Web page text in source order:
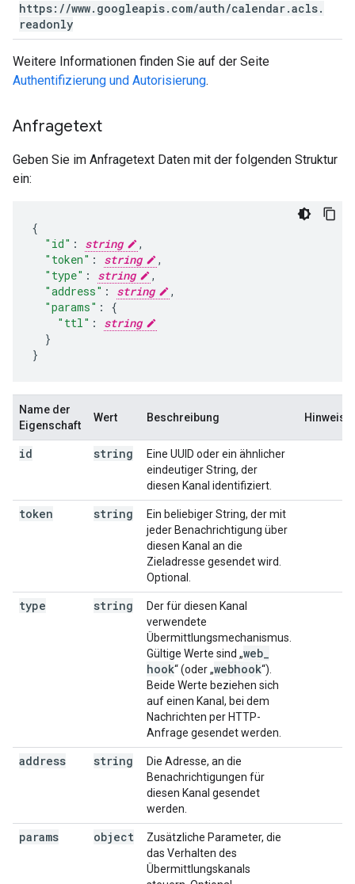
https: //www. googleapis. com/auth/calendar.acls.
readonly
Weitere Informationen finden Sie auf der Seite
Authentifizierung und Autorisierung.
Anfragetext
Geben Sie im Anfragetext Daten mit der folgenden Struktur
ein:
"id" : string
,
"token" : string
,
"type" : string
,
"address" : string
,
"params" :
"ttl" :
string
}
}
Name der
Eigenschaft
Wert Beschreibung Hinweise
id string
Eine UUID oder ein ähnlicher
eindeutiger String, der
diesen Kanal identifiziert.
token string
Ein beliebiger String, der mit
jeder Benachrichtigung über
diesen Kanal an die
Zieladresse gesendet wird.
Optional.
type string
Der für diesen Kanal
verwendete
Übermittlungsmechanismus.
Gültige Werte sind „web
hook“ (oder „webhook“).
Beide Werte beziehen sich
auf einen Kanal, bei dem
Nachrichten per HTTP-
Anfrage gesendet werden.
address string
Die Adresse, an die
Benachrichtigungen für
diesen Kanal gesendet
werden.
params object
Zusätzliche Parameter, die
das Verhalten des
Übermittlungskanals